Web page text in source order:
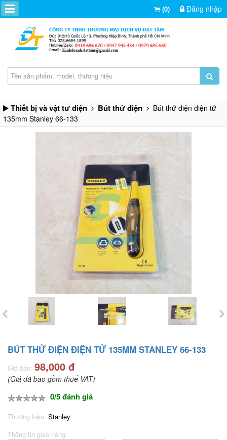
(0) Đăng nhập
Thiết bị và vật tư điện Bút thử điện
Bút thử điện điện tử
135mm Stanley 66-133
BÚT THỬ ĐIỆN ĐIỆN TỬ 135MM STANLEY 66-133
Giá bán: 98,000 đ
(Giá đã bao gồm thuế VAT)
0/5 đánh giá
Thương hiệu: Stanley
Thông tin giao hàng: